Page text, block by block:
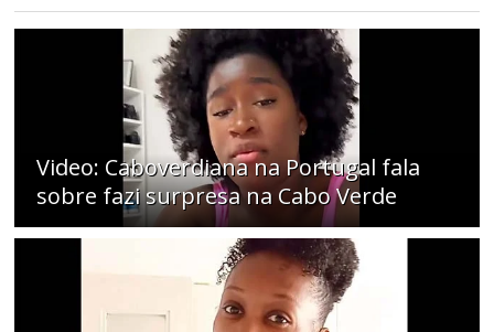
Video: Caboverdiana na Portugal fala
sobre fazi surpresa na Cabo Verde